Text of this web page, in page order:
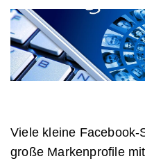
Viele kleine
große Markenprofile